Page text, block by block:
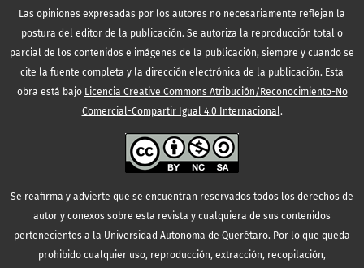
Las opiniones expresadas por los autores no necesariamente reflejan la
postura del editor de la publicación. Se autoriza la reproducción total o
parcial de los contenidos e imágenes de la publicación, siempre y cuando se
cite la fuente completa y la dirección electrónica de la publicación. Esta
obra está bajo Licencia Creative Commons Atribución/Reconocimiento-No
Comercial-Compartir Igual 4.0 Internacional.
Se reafirma y advierte que se encuentran reservados todos los derechos de
autor y conexos sobre esta revista y cualquiera de sus contenidos
pertenecientes a la Universidad Autonoma de Querétaro. Por lo que queda
prohibido cualquier uso, reproducción, extracción, recopilación,